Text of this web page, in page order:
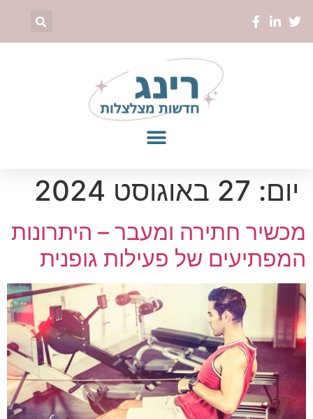
יום: 27 באוגוסט 2024
מכשיר חתירה ומעבר – היתרונות
המפתיעים של פעילות גופנית